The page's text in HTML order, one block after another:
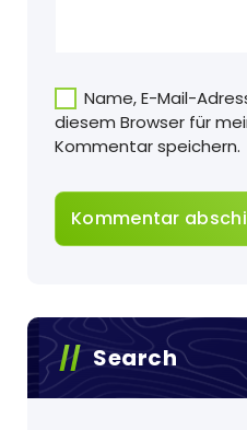
Name, E-Mail-
diesem Browser für
Kommentar speichern.
Search